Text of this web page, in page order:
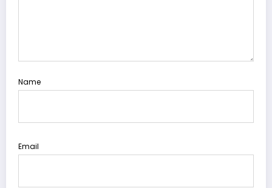
Name
Email